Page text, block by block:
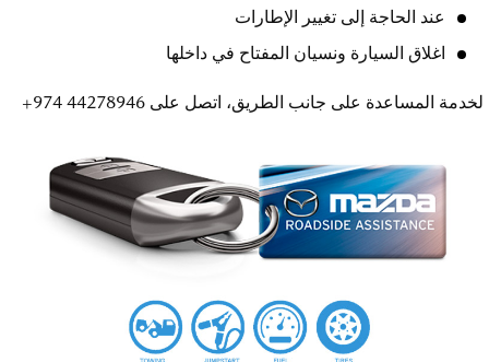
عند الحاجة إلى تغيير الإطارات
اغلاق السيارة ونسيان المفتاح في داخلها
لخدمة المساعدة على جانب الطريق، اتصل على +974 44278946